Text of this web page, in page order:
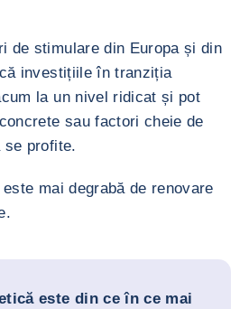
de stimulare din Europa și din
investițiile în tranziția
la un nivel ridicat și pot
sau factori cheie de
se profite.
mai degrabă de renovare
este din ce în ce mai